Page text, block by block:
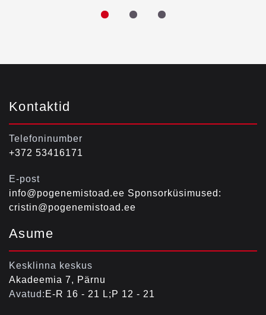
Kontaktid
Telefoninumber
+372 53416171
E-post
info@pogenemistoad.ee Sponsorküsimused:
cristin@pogenemistoad.ee
Asume
Kesklinna keskus
Akadeemia 7, Pärnu
Avatud: E-R 16 - 21 L;P 12 - 21